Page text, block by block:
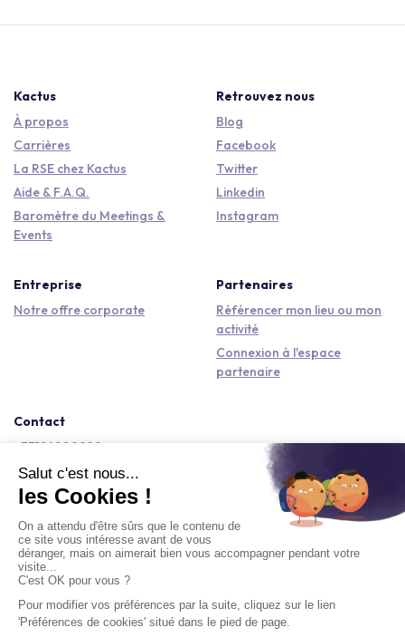
Kactus
À propos
Carrières
La RSE chez Kactus
Aide & F.A.Q.
Baromètre du Meetings &
Events
Retrouvez nous
Blog
Facebook
Twitter
Linkedin
Instagram
Entreprise
Notre offre corporate
Partenaires
Référencer mon lieu ou mon
activité
Connexion à l'espace
partenaire
Contact
+33184809292
hello@kactus.com
Copyright © 2026 Kactus Tous droits réservés
Conditions générales d'utilisation
Mentions légales
Signaler un contenu
Accessibilité : non conforme